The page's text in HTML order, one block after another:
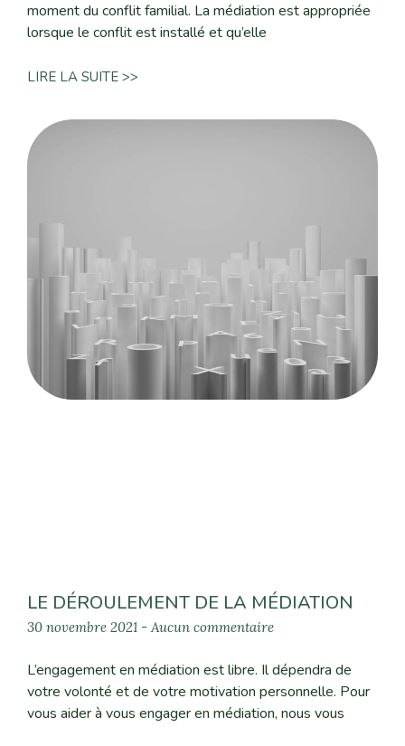
moment du conflit familial. La médiation est appropriée
lorsque le conflit est installé et qu’elle
LIRE LA SUITE >>
LE DÉROULEMENT DE LA MÉDIATION
30 novembre 2021 Aucun commentaire
L’engagement en médiation est libre. Il dépendra de
votre volonté et de votre motivation personnelle. Pour
vous aider à vous engager en médiation, nous vous